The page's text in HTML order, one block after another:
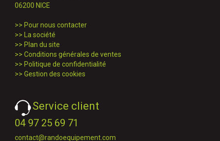
06200 NICE
>> Pour nous contacter
>>
La société
>> Plan du site
>> Conditions générales de ventes
>> Politique de confidentialité
>> Gestion des cookies
Service client
04 97 25 69 71
contact@randoequipement.com